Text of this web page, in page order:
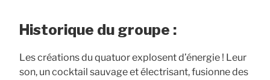
Historique du groupe :
Les créations du quatuor explosent d’énergie ! Leur
son, un cocktail sauvage et électrisant, fusionne des